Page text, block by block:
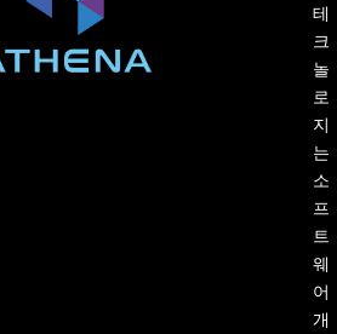
테
크
놀
로
지
는
소
프
트
웨
어
개